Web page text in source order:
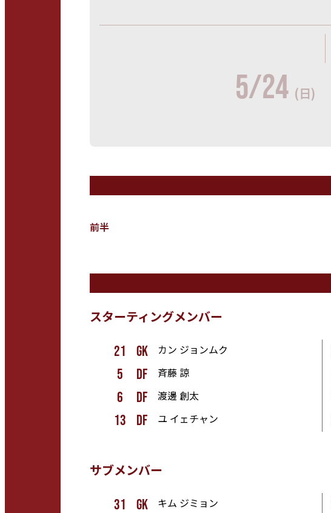
5/24 (日)
前半
スターティングメンバー
21 gk カン ジョンムク
5 df 斉藤 諒
6 df 渡邊 創太
13 df ユ イェチャン
サブメンバー
31 gk キム ジミョン